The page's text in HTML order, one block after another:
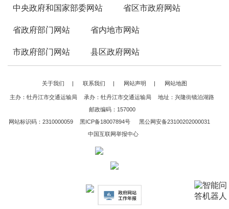
中央政府和国家部委网站 省区市政府网站
省政府部门网站 省内地市网站
市政府部门网站 县区政府网站
关于我们 | 联系我们 | 网站声明 | 网站地图
主办：牡丹江市交通运输局 承办：牡丹江市交通运输局
地址：兴隆街镜泊湖路
邮政编码：157000
网站标识码：2310000059
黑ICP备18007894号
黑公网安备23100202000031
中国互联网举报中心